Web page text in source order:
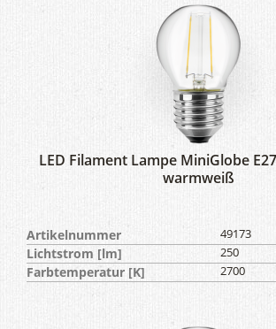
LED Filament Lampe MiniGlobe
warmweiß
Artikelnummer 49173
Lichtstrom [lm] 250
Farbtemperatur [K] 2700